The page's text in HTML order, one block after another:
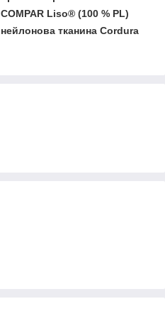
COMPAR Liso® (100 % PL)
нейлонова тканина Cordura